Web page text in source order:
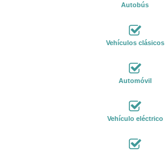
Autobús
Vehículos clásicos
Automóvil
Vehículo eléctrico